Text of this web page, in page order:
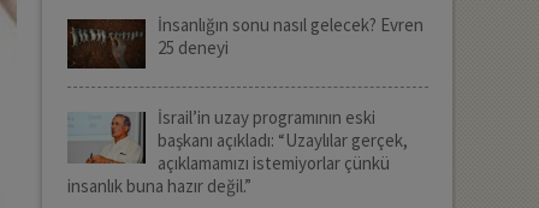
İnsanlığın sonu nasıl gelecek? Evren
25 deneyi
İsrail’in uzay programının eski
başkanı açıkladı: “Uzaylılar gerçek,
açıklamamızı istemiyorlar çünkü
insanlık buna hazır değil.”